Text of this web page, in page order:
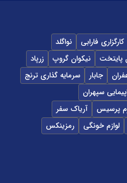
کارگزاری فارابی
نواگلد
پایتخت نیکوان گروپ
زرپاد
جابار
سرمایه گذاری ترنج
سپهران
پرسیس
آریاک سفر
لوازم خونگی رمزینکس